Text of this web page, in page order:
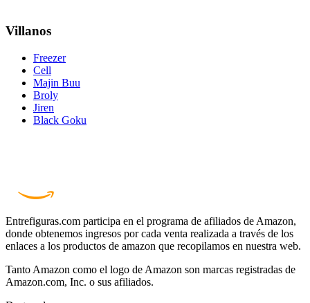
Villanos
Freezer
Cell
Majin Buu
Broly
Jiren
Black Goku
Entrefiguras.com participa en el programa de afiliados de Amazon,
donde obtenemos ingresos por cada venta realizada a través de los
enlaces a los productos de amazon que recopilamos en nuestra web.
Tanto Amazon como el logo de Amazon son marcas registradas de
Amazon.com, Inc. o sus afiliados.